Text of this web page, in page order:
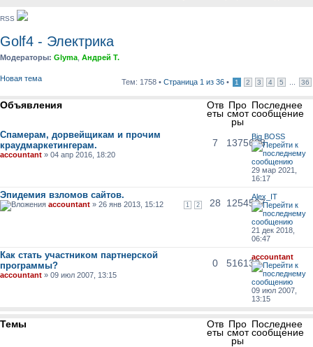
RSS
Golf4 - Электрика
Модераторы: Glyma Андрей Т.
Новая тема Тем: 1758 • Страница 1 из 36 • 1 2 3 4 5 36
Объявления Отв
еты
Про
смот
ры
Последнее
сообщение
Спамерам, дорвейщикам и прочим
краудмаркетингерам.
accountant » 04 апр 2016, 18:20
7 1375638
Big BOSS
29 мар 2021,
16:17
Эпидемия взломов сайтов.
1 2
accountant » 26 янв 2013, 15:12 28 1254507
Alex_IT
21 дек 2018,
06:47
Как стать участником партнерской
программы?
accountant » 09 июл 2007, 13:15
0 516136
accountant
09 июл 2007,
13:15
Темы Отв
еты
Про
смот
ры
Последнее
сообщение